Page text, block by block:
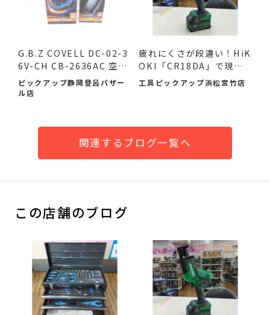
G.B.Z COVELL DC-02-3
6V-CH CB-2636AC 空調
作業服...
ピックアップ静岡登呂バザー
ル店
疲れにくさが段違い！HiK
OKI「CR18DA」で現場
の作...
工具ピックアップ浜松宮竹店
関連するブログ一覧へ
この店舗のブログ